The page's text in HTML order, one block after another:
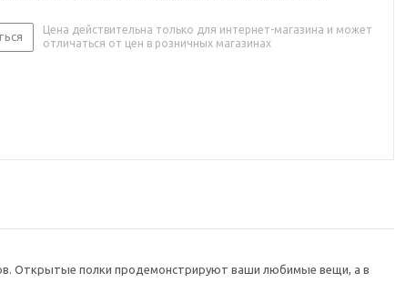
Цена действительна только для интернет-магазина и может
отличаться от цен в розничных магазинах
Открытые полки продемонстрируют ваши любимые вещи, а в